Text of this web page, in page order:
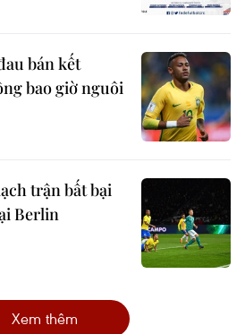
bán kết
bao giờ nguôi
trận bất bại
Berlin
Xem thêm